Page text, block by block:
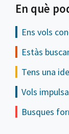
En què
Ens vols
Estàs
Tens una
Vols
Busques